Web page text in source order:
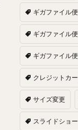
ギガファイル
ギガファイル
ギガファイル
クレジットカ
サイズ変更
スライドショー